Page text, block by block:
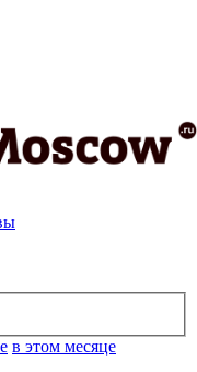
в этом месяце